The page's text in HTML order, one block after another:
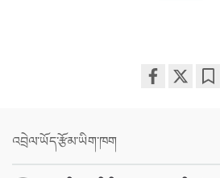
འབྲེལ་ཡོད་རྩོམ་ཡིག་ཁག